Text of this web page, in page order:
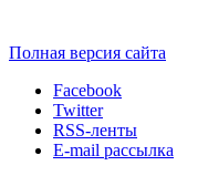
Полная версия сайта
Facebook
Twitter
RSS-ленты
E-mail рассылка